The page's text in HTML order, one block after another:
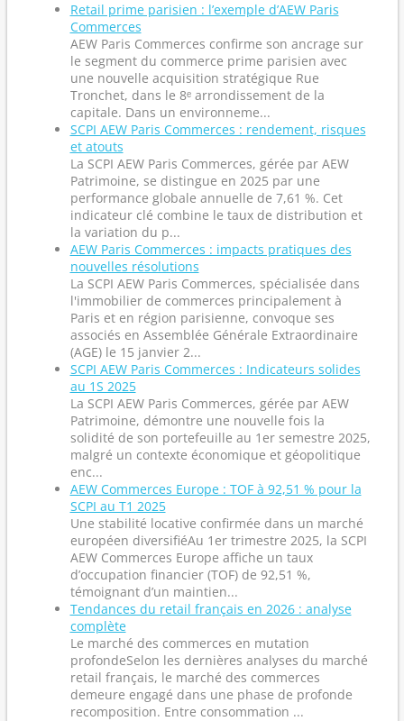
Retail prime parisien : l’exemple d’AEW Paris
Commerces
AEW Paris Commerces confirme son ancrage sur
le segment du commerce prime parisien avec
une nouvelle acquisition stratégique Rue
Tronchet, dans le 8ᵉ arrondissement de la
capitale. Dans un environneme...
SCPI AEW Paris Commerces : rendement, risques
et atouts
La SCPI AEW Paris Commerces, gérée par AEW
Patrimoine, se distingue en 2025 par une
performance globale annuelle de 7,61 %. Cet
indicateur clé combine le taux de distribution et
la variation du p...
AEW Paris Commerces : impacts pratiques des
nouvelles résolutions
La SCPI AEW Paris Commerces, spécialisée dans
l'immobilier de commerces principalement à
Paris et en région parisienne, convoque ses
associés en Assemblée Générale Extraordinaire
(AGE) le 15 janvier 2...
SCPI AEW Paris Commerces : Indicateurs solides
au 1S 2025
La SCPI AEW Paris Commerces, gérée par AEW
Patrimoine, démontre une nouvelle fois la
solidité de son portefeuille au 1er semestre 2025,
malgré un contexte économique et géopolitique
enc...
AEW Commerces Europe : TOF à 92,51 % pour la
SCPI au T1 2025
Une stabilité locative confirmée dans un marché
européen diversifiéAu 1er trimestre 2025, la SCPI
AEW Commerces Europe affiche un taux
d’occupation financier (TOF) de 92,51 %,
témoignant d’un maintien...
Tendances du retail français en 2026 : analyse
complète
Le marché des commerces en mutation
profondeSelon les dernières analyses du marché
retail français, le marché des commerces
demeure engagé dans une phase de profonde
recomposition. Entre consommation ...